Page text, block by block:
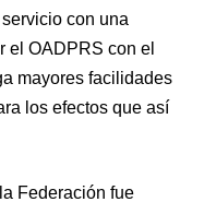
con una
el OADPRS con el
mayores facilidades
los efectos que así
Federación fue